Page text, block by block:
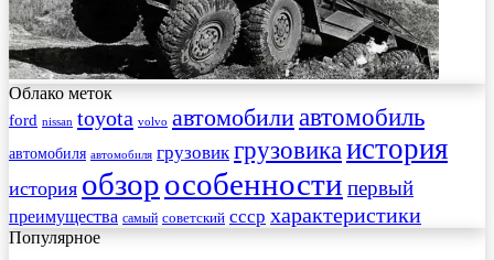
Облако меток
ford nissan toyota volvo автомобилиавтомобиль
автомобиля автомобиля грузовик грузовикаистория
история обзорособенности первый
преимущества самый советский ссср характеристики
Популярное